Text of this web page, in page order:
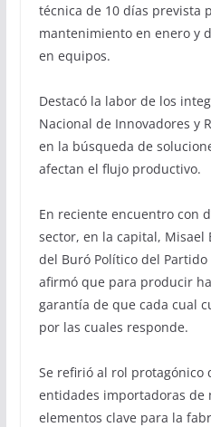
técnica de 10 días prevista
mantenimiento en enero y
en equipos.
Destacó la labor de los
Nacional de Innovadores y
en la búsqueda de
afectan el flujo productivo.
En reciente encuentro con
sector, en la capital, Misael
del Buró Político del
afirmó que para producir
garantía de que cada cual
por las cuales responde.
Se refirió al rol protagónico
entidades importadoras de
elementos clave para la